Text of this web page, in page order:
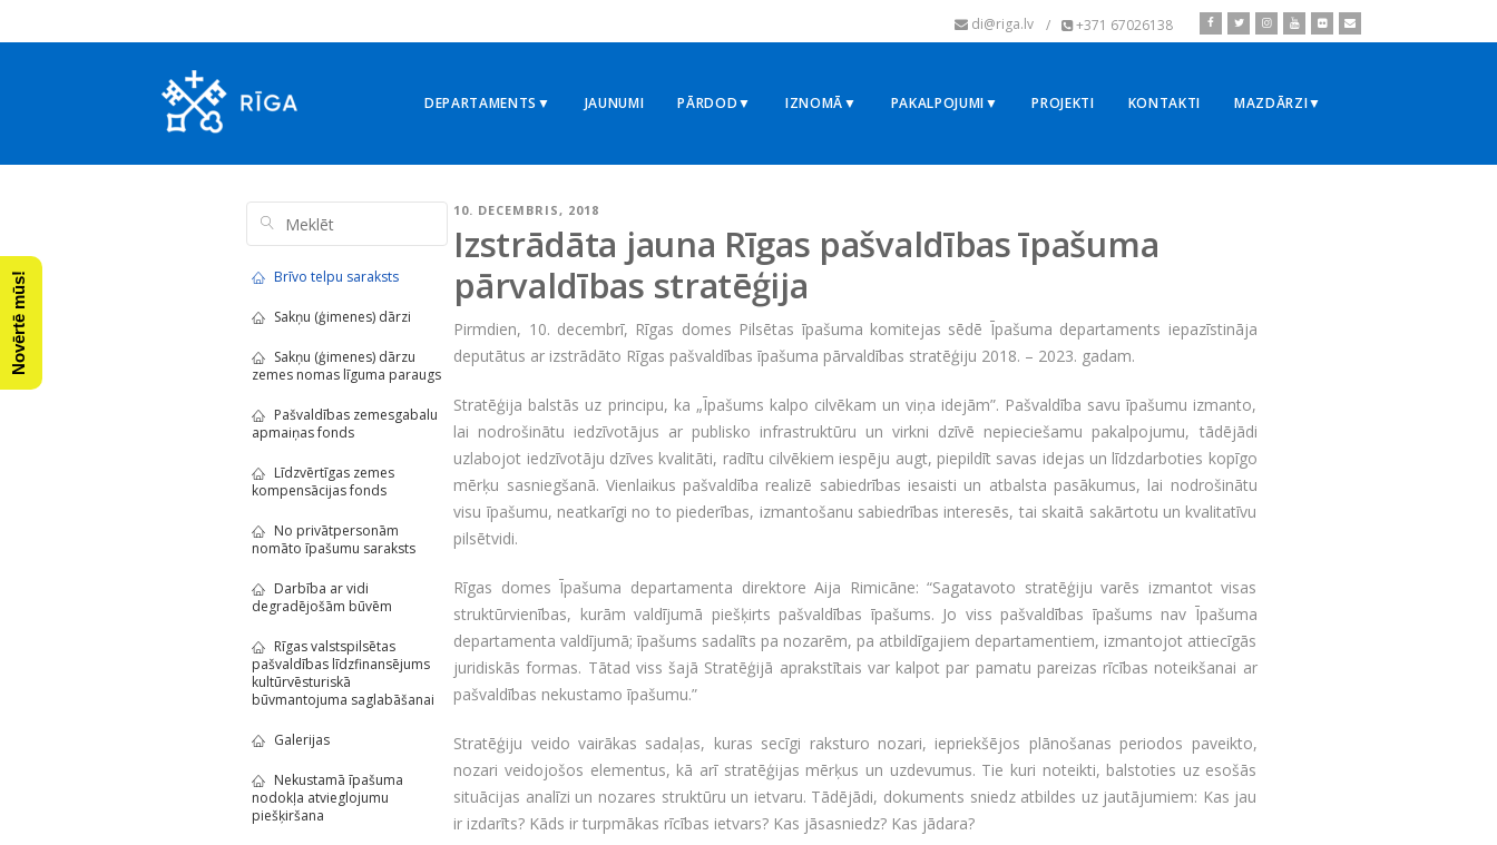
di@riga.lv / +371 67026138
DEPARTAMENTS▼ JAUNUMI PĀRDOD▼ IZNOMĀ▼ PAKALPOJUMI▼ PROJEKTI KONTAKTI MAZDĀRZI▼
10. DECEMBRIS, 2018
Izstrādāta jauna Rīgas pašvaldības īpašuma
pārvaldības stratēģija
Pirmdien, 10. decembrī, Rīgas domes Pilsētas īpašuma komitejas sēdē Īpašuma departaments iepazīstināja
deputātus ar izstrādāto Rīgas pašvaldības īpašuma pārvaldības stratēģiju 2018. – 2023. gadam.
Stratēģija balstās uz principu, ka „Īpašums kalpo cilvēkam un viņa idejām”. Pašvaldība savu īpašumu izmanto,
lai nodrošinātu iedzīvotājus ar publisko infrastruktūru un virkni dzīvē nepieciešamu pakalpojumu, tādējādi
uzlabojot iedzīvotāju dzīves kvalitāti, radītu cilvēkiem iespēju augt, piepildīt savas idejas un līdzdarboties kopīgo
mērķu sasniegšanā. Vienlaikus pašvaldība realizē sabiedrības iesaisti un atbalsta pasākumus, lai nodrošinātu
visu īpašumu, neatkarīgi no to piederības, izmantošanu sabiedrības interesēs, tai skaitā sakārtotu un kvalitatīvu
pilsētvidi.
Rīgas domes Īpašuma departamenta direktore Aija Rimicāne: “Sagatavoto stratēģiju varēs izmantot visas
struktūrvienības, kurām valdījumā piešķirts pašvaldības īpašums. Jo viss pašvaldības īpašums nav Īpašuma
departamenta valdījumā; īpašums sadalīts pa nozarēm, pa atbildīgajiem departamentiem, izmantojot attiecīgās
juridiskās formas. Tātad viss šajā Stratēģijā aprakstītais var kalpot par pamatu pareizas rīcības noteikšanai ar
pašvaldības nekustamo īpašumu.”
Stratēģiju veido vairākas sadaļas, kuras secīgi raksturo nozari, iepriekšējos plānošanas periodos paveikto,
nozari veidojošos elementus, kā arī stratēģijas mērķus un uzdevumus. Tie kuri noteikti, balstoties uz esošās
situācijas analīzi un nozares struktūru un ietvaru. Tādējādi, dokuments sniedz atbildes uz jautājumiem: Kas jau
ir izdarīts? Kāds ir turpmākas rīcības ietvars? Kas jāsasniedz? Kas jādara?
Brīvo telpu saraksts
Sakņu (ģimenes) dārzi
Sakņu (ģimenes) dārzu
zemes nomas līguma paraugs
Pašvaldības zemesgabalu
apmaiņas fonds
Līdzvērtīgas zemes
kompensācijas fonds
No privātpersonām
nomāto īpašumu saraksts
Darbība ar vidi
degradējošām būvēm
Rīgas valstspilsētas
pašvaldības līdzfinansējums
kultūrvēsturiskā
būvmantojuma saglabāšanai
Galerijas
Nekustamā īpašuma
nodokļa atvieglojumu
piešķiršana
Novērtē mūs!